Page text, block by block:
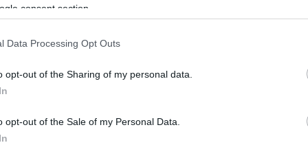
consent section.
Data Processing Opt Outs
opt-out of the Sharing of my personal data.
opt-out of the Sale of my Personal Data.
Mercedes-Benz modell Magyarországon a GLC és annak
modellváltozatai voltak.